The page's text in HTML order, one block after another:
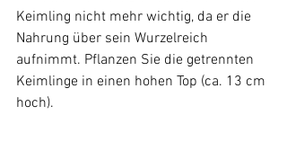
Keimling nicht mehr wichtig, da er die
Nahrung über sein Wurzelreich
aufnimmt. Pflanzen Sie die getrennten
Keimlinge in einen hohen Top (ca. 13 cm
hoch).